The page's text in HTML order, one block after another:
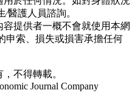
醫護人員諮詢。
提供者一概不會就使用本網
申索、損失或損害承擔任何
不得轉載。
Journal Company